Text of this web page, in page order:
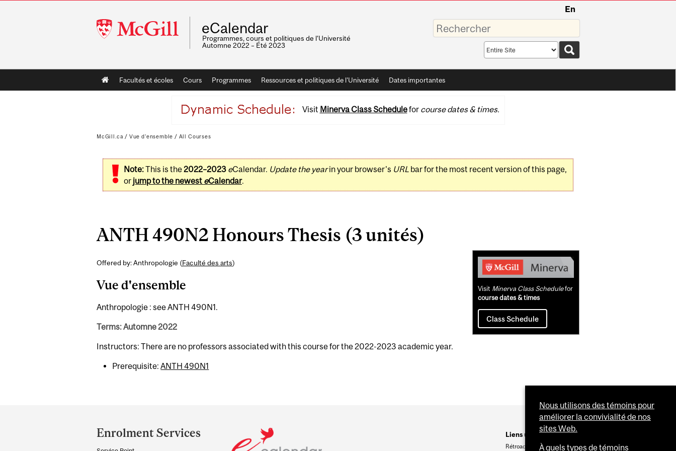
McGill
University
En
eCalendar
Programmes, cours et politiques de l'Université
Automne 2022 – Été 2023
Saisissez
vos
mots-
Search
scope
Main
navigation
Facultés et écoles Cours Programmes Ressources et politiques de l'Université Dates importantes
Visit Minerva Class Schedulefor course dates & times.
McGill.ca / Vue d'ensemble / All Courses
Note:This is the2022–2023 eCalendar. Update the yearin your browser's URLbar for the most recent version of this page,
or jump to the newest eCalendar.
ANTH 490N2 Honours Thesis (3 unités)
Offered by: Anthropologie (Faculté des arts)
Vue d'ensemble
Anthropologie : see ANTH 490N1.
Terms: Automne 2022
Instructors: There are no professors associated with this course for the 2022-2023 academic year.
Prerequisite:ANTH 490N1
Related
Content
Visit Minerva Class Schedulefor
course dates & times
Class Schedule
and
University
Enrolment Services Liens utiles
Rétroaction
Nous utilisons des témoins pour
améliorer la convivialité de nos
sites Web.
À quels types de témoins